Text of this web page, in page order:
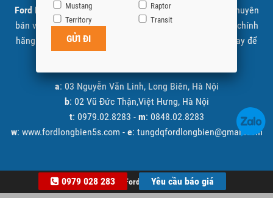
Ford Long Biênlà đại lý cấp 1 ủy quyền Ford Việt Nam chuyên
bán và giới thiệu các sản phẩm xe Ford được nhập khẩu chính
hãng. Quý khách có nhu cầu tìm hiểu vui lòng liên hệ ngay để
a: 03 Nguyễn Văn Linh, Long Biên, Hà Nội
b: 02 Vũ Đức Thận,Việt Hưng, Hà Nội
t: 0979.02.8283 - m: 0848.02.8283
w: www.fordlongbien5s.com - e: tungdqfordlongbien@gmail.com
© 2026 Ford Long Biên
0979 028 283 Yêu cầu báo giá
Mustang
Raptor
Territory
Transit